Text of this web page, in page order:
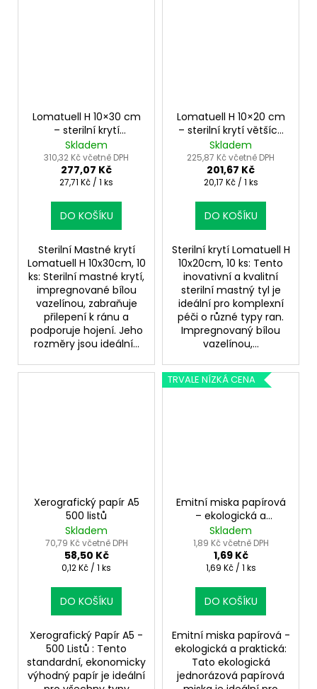
Lomatuell H 10×30 cm
– sterilní krytí
rozsáhlejších ran
Skladem
310,32 Kč včetně DPH
277,07 Kč
Měrná
27,71 Kč / 1 ks
DO KOŠÍKU
Sterilní Mastné krytí
Lomatuell H 10x30cm, 10
ks: Sterilní mastné krytí,
impregnované bílou
vazelínou, zabraňuje
přilepení k ránu a
podporuje hojení. Jeho
rozměry jsou ideální...
Lomatuell H 10×20 cm
– sterilní krytí větších
ran
Skladem
225,87 Kč včetně DPH
201,67 Kč
Měrná
20,17 Kč / 1 ks
DO KOŠÍKU
Sterilní krytí Lomatuell H
10x20cm, 10 ks: Tento
inovativní a kvalitní
sterilní mastný tyl je
ideální pro komplexní
péči o různé typy ran.
Impregnovaný bílou
vazelínou,...
Xerografický papír A5
500 listů
Skladem
70,79 Kč včetně DPH
58,50 Kč
Měrná
0,12 Kč / 1 ks
DO KOŠÍKU
Xerografický Papír A5 -
500 Listů : Tento
standardní, ekonomicky
výhodný papír je ideální
TRVALE NÍZKÁ CENA
Emitní miska papírová
– ekologická a
jednorázová
víceúčelová
Skladem
1,89 Kč včetně DPH
1,69 Kč
Měrná
1,69 Kč / 1 ks
DO KOŠÍKU
Emitní miska papírová -
ekologická a praktická:
Tato ekologická
jednorázová papírová